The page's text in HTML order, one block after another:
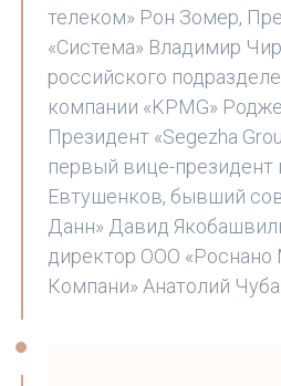
телеком» Рон Зомер,
«Система» Владимир
российского
компании «KPMG»
Президент «Segezha
первый вице-
Евтушенков, бывший
Данн» Давид
директор ООО
Компани» Анатолий